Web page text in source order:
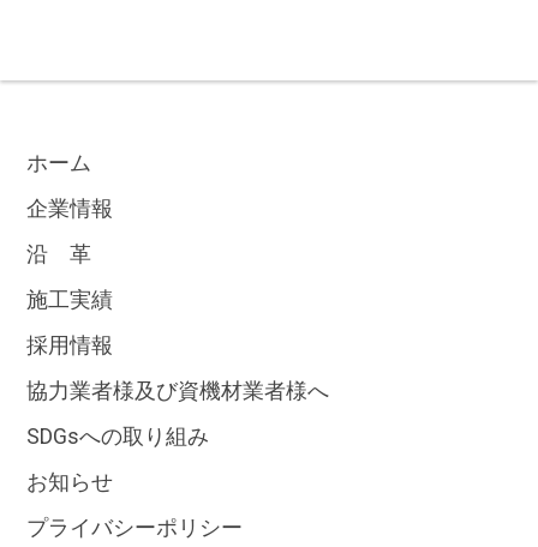
ホーム
企業情報
沿 革
施工実績
採用情報
協力業者様及び資機材業者様へ
SDGsへの取り組み
お知らせ
プライバシーポリシー